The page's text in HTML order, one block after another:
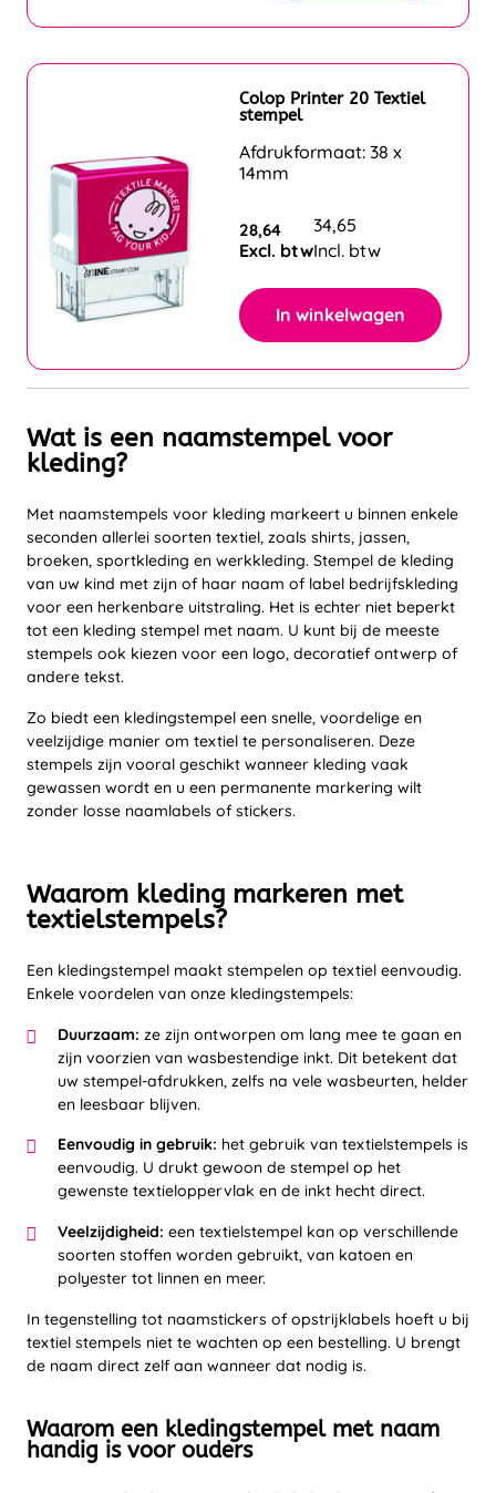
Colop Printer 20 Textiel
stempel
Afdrukformaat: 38 x
14mm
28,64
Excl. btw
34,65
Incl. btw
In winkelwagen
Wat is een naamstempel voor
kleding?
Met naamstempels voor kleding markeert u binnen enkele
seconden allerlei soorten textiel, zoals shirts, jassen,
broeken, sportkleding en werkkleding. Stempel de kleding
van uw kind met zijn of haar naam of label bedrijfskleding
voor een herkenbare uitstraling. Het is echter niet beperkt
tot een kleding stempel met naam. U kunt bij de meeste
stempels ook kiezen voor een logo, decoratief ontwerp of
andere tekst.
Zo biedt een kledingstempel een snelle, voordelige en
veelzijdige manier om textiel te personaliseren. Deze
stempels zijn vooral geschikt wanneer kleding vaak
gewassen wordt en u een permanente markering wilt
zonder losse naamlabels of stickers.
Waarom kleding markeren met
textielstempels?
Een kledingstempel maakt stempelen op textiel eenvoudig.
Enkele voordelen van onze kledingstempels:
Duurzaam: ze zijn ontworpen om lang mee te gaan en
zijn voorzien van wasbestendige inkt. Dit betekent dat
uw stempel-afdrukken, zelfs na vele wasbeurten, helder
en leesbaar blijven.
Eenvoudig in gebruik: het gebruik van textielstempels is
eenvoudig. U drukt gewoon de stempel op het
gewenste textieloppervlak en de inkt hecht direct.
Veelzijdigheid: een textielstempel kan op verschillende
soorten stoffen worden gebruikt, van katoen en
polyester tot linnen en meer.
In tegenstelling tot naamstickers of opstrijklabels hoeft u bij
textiel stempels niet te wachten op een bestelling. U brengt
de naam direct zelf aan wanneer dat nodig is.
Waarom een kledingstempel met naam
handig is voor ouders